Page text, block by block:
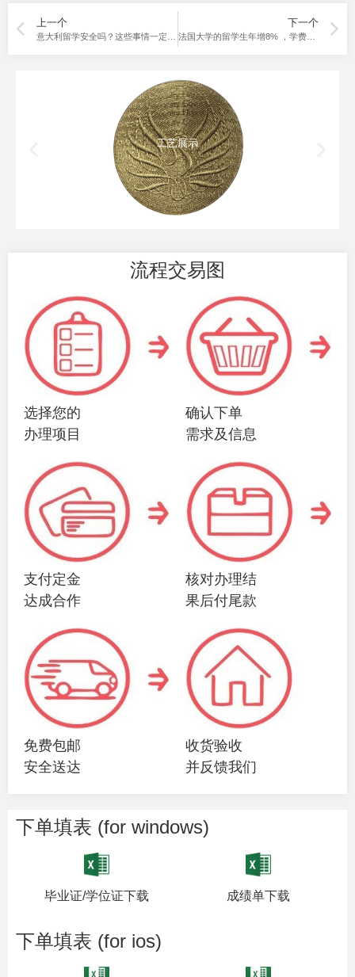
上一个 下一个
法国大学的留学生年增8% ，学费上涨但仍然划算！
工艺展示
流程交易图
选择您的
办理项目
确认下单
需求及信息
支付定金
达成合作
核对办理结
果后付尾款
免费包邮
安全送达
收货验收
并反馈我们
下单填表 (for windows)
毕业证/学位证下载 成绩单下载
下单填表 (for ios)